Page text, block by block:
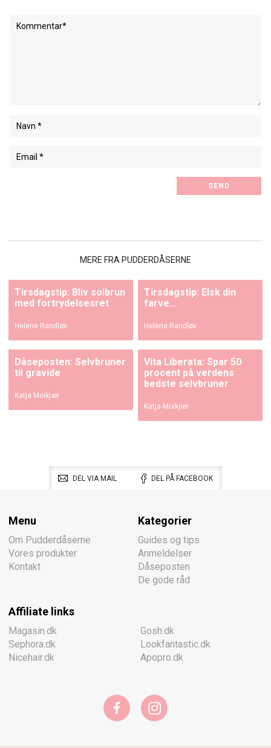
MERE FRA PUDDERDÅSERNE
Tirsdagstip: Bliv solbrun
med fortrydelsesret
Helene Randløv
Tirsdagstip: Elsk din
farve…
Helene Randløv
Dåseposten: Selvbruner
til gravide
Katja Moikjær
Vita Liberata: Spar 50
procent på verdens
bedste selvbruner
Katja Moikjær
DEL VIA MAIL DEL PÅ FACEBOOK
Menu
Om Pudderdåserne
Vores produkter
Kontakt
Kategorier
Guides og tips
Anmeldelser
Dåseposten
De gode råd
Affiliate links
Magasin.dk
Sephora.dk
Nicehair.dk
Gosh.dk
Lookfantastic.dk
Apopro.dk